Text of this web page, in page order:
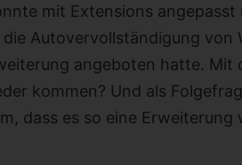
mit Extensions
Autovervollständigung von
angeboten hatte. Mit
kommen? Und als
dass es so eine Erweiterung